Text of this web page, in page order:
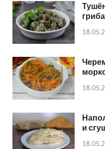
и